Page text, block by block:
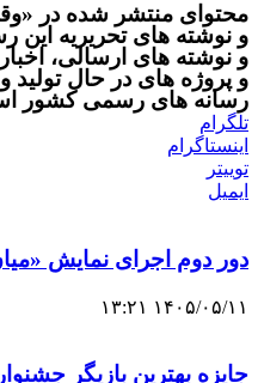
محتوای منتشر شده در
و نوشته های تحریریه این
و نوشته های ارسالی،
و پروژه های در حال تولید
رسانه های رسمی کشور
تلگرام
اینستاگرام
توییتر
ایمیل
دور دوم اجرای نمایش
۱۴۰۵/۰۵/۱۱ ۱۳:۲۱